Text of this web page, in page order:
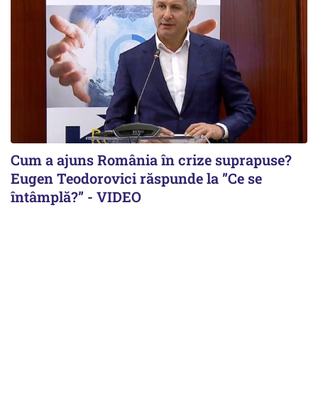
Cum a ajuns România în crize suprapuse?
Eugen Teodorovici răspunde la ”Ce se
întâmplă?” - VIDEO